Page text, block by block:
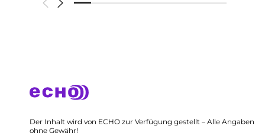
Der Inhalt wird von ECHO zur Verfügung gestellt – Alle Angaben
ohne Gewähr!